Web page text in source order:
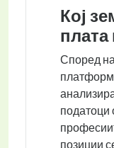
Кој
плата
Според
податоци
позиции